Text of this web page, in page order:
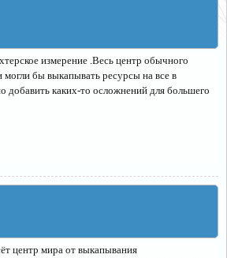
измерение .Весь центр обычного
бы выкапывать ресурсы на все в
каких-то осложнений для большего
центр мира от выкапывания